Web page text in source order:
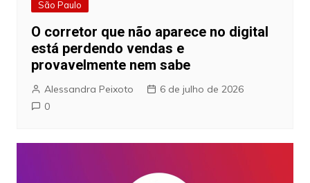
São Paulo
O corretor que não aparece no digital
está perdendo vendas e
provavelmente nem sabe
Alessandra Peixoto
6 de julho de 2026
0